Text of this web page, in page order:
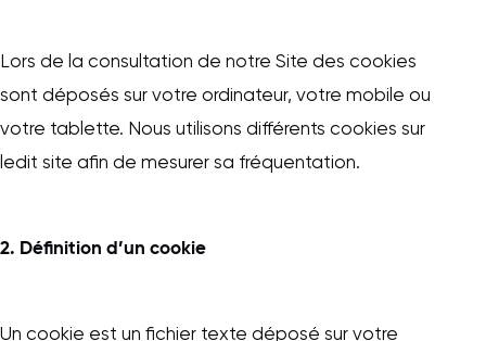
Lors de la consultation de notre Site des cookies
sont déposés sur votre ordinateur, votre mobile ou
votre tablette. Nous utilisons différents cookies sur
ledit site afin de mesurer sa fréquentation.
2. Définition d’un cookie
Un cookie est un fichier texte déposé sur votre